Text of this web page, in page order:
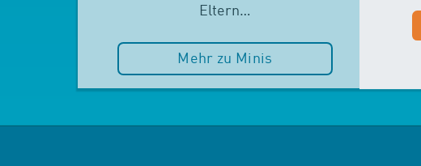
Eltern…
Mehr zu Minis